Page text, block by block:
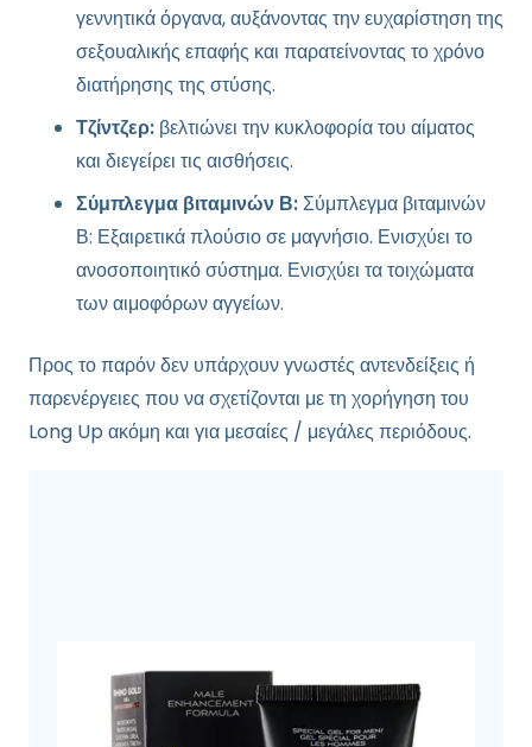
γεννητικά όργανα, αυξάνοντας την ευχαρίστηση της
σεξουαλικής επαφής και παρατείνοντας το χρόνο
διατήρησης της στύσης.
Τζίντζερ: βελτιώνει την κυκλοφορία του αίματος
και διεγείρει τις αισθήσεις.
Σύμπλεγμα βιταμινών Β:Σύμπλεγμα βιταμινών
Β: Εξαιρετικά πλούσιο σε μαγνήσιο. Ενισχύει το
ανοσοποιητικό σύστημα. Ενισχύει τα τοιχώματα
των αιμοφόρων αγγείων.
Προς το παρόν δεν υπάρχουν γνωστές αντενδείξεις ή
παρενέργειες που να σχετίζονται με τη χορήγηση του
Long Up ακόμη και για μεσαίες / μεγάλες περιόδους.